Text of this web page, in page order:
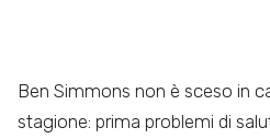
Ben Simmons non è sceso in
stagione: prima problemi di